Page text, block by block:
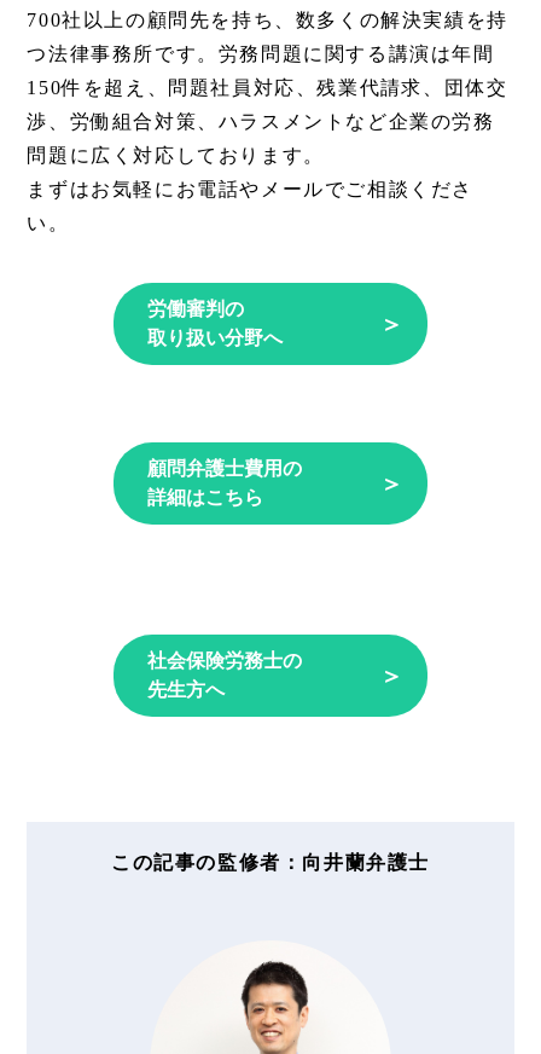
700社以上の顧問先を持ち、数多くの解決実績を持
つ法律事務所です。労務問題に関する講演は年間
150件を超え、問題社員対応、残業代請求、団体交
渉、労働組合対策、ハラスメントなど企業の労務
問題に広く対応しております。
まずはお気軽にお電話やメールでご相談くださ
い。
労働審判の
取り扱い分野へ
＞
顧問弁護士費用の
詳細はこちら
＞
社会保険労務士の
先生方へ
＞
この記事の監修者：向井蘭弁護士